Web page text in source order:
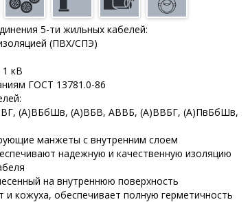
5-ти жильных кабелей:
(ПВХ/СПЭ)
кВ
ГОСТ 13781.0-86
(А)ВБбШв, (А)ВБВ, АВВБ, (А)ВВБГ, (А)ПвБбШв,
манжеты с внутренним слоем
надежную и качественную изоляцию
на внутреннюю поверхность
и кожуха, обеспечивает полную герметичность